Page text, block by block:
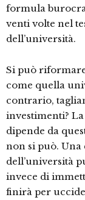
formula
venti volte nel
dell’università.
Si può
come quella
contrario,
investimenti?
dipende da
non si può. Una
dell’università
invece di
finirà per